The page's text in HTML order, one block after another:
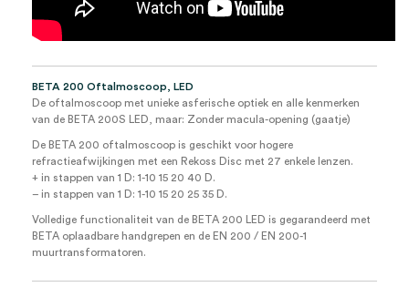
BETA 200 Oftalmoscoop, LED
De oftalmoscoop met unieke asferische optiek en alle kenmerken
van de BETA 200S LED, maar: Zonder macula-opening (gaatje)
De BETA 200 oftalmoscoop is geschikt voor hogere
refractieafwijkingen met een Rekoss Disc met 27 enkele lenzen.
+ in stappen van 1 D: 1-10 15 20 40 D.
– in stappen van 1 D: 1-10 15 20 25 35 D.
Volledige functionaliteit van de BETA 200 LED is gegarandeerd met
BETA oplaadbare handgrepen en de EN 200 / EN 200-1
muurtransformatoren.